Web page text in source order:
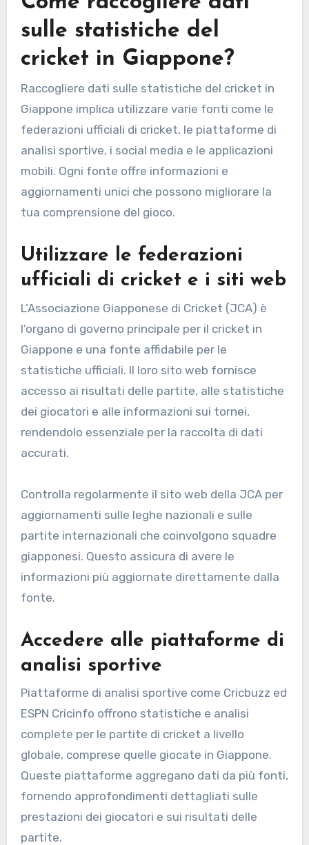
sulle statistiche del
cricket in Giappone?
Raccogliere dati sulle statistiche del cricket in
Giappone implica utilizzare varie fonti come le
federazioni ufficiali di cricket, le piattaforme di
analisi sportive, i social media e le applicazioni
mobili. Ogni fonte offre informazioni e
aggiornamenti unici che possono migliorare la
tua comprensione del gioco.
Utilizzare le federazioni
ufficiali di cricket e i siti web
L’Associazione Giapponese di Cricket (JCA) è
l’organo di governo principale per il cricket in
Giappone e una fonte affidabile per le
statistiche ufficiali. Il loro sito web fornisce
accesso ai risultati delle partite, alle statistiche
dei giocatori e alle informazioni sui tornei,
rendendolo essenziale per la raccolta di dati
accurati.
Controlla regolarmente il sito web della JCA per
aggiornamenti sulle leghe nazionali e sulle
partite internazionali che coinvolgono squadre
giapponesi. Questo assicura di avere le
informazioni più aggiornate direttamente dalla
fonte.
Accedere alle piattaforme di
analisi sportive
Piattaforme di analisi sportive come Cricbuzz ed
ESPN Cricinfo offrono statistiche e analisi
complete per le partite di cricket a livello
globale, comprese quelle giocate in Giappone.
Queste piattaforme aggregano dati da più fonti,
fornendo approfondimenti dettagliati sulle
prestazioni dei giocatori e sui risultati delle
partite.